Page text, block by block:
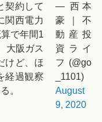
契約して
関西電力
で年間1
大阪ガス
けど、ほ
経過観察
。
— 西本
豪｜不
動産投
資ライ
フ (@go
_1101)
August
9, 2020